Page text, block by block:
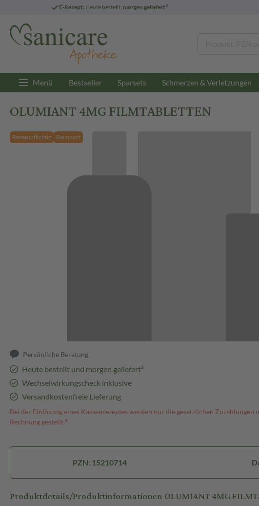
E-Rezept: Heute bestellt, morgen geliefert3
Menü Bestseller Sparsets Schmerzen & Verletzungen
OLUMIANT 4MG FILMTABLETTEN
Rezeptpflichtig Reimport
Persönliche Beratung
Heute bestellt und morgen geliefert³
Wechselwirkungscheck inklusive
Versandkostenfreie Lieferung
Bei der Einlösung eines Kassenrezeptes werden nur die gesetzlichen Zuzahlungen
Rechnung gestellt.⁴
PZN: 15210714
Produktdetails/Produktinformationen OLUMIANT 4MG